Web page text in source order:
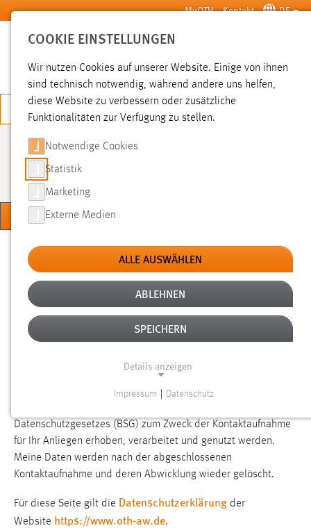
Zum Hauptinhalt springen MyOTH Kontakt DE
SUCHE
JETZT BEWERBEN
SERVICE-CENTER DIGITALE
AUFGABEN
Sie sind hier:
Hochschule Service-Center Digitale Aufgaben
DATENSCHUTZERKLÄRUNG
KONTAKFORMULAR
Ich bin damit einverstanden, dass meine Daten von der
Ostbayerischen Technischen Hochschule (OTH) Amberg-
Datenschutzgesetzes (BSG) zum Zweck der Kontaktaufnahme
für Ihr Anliegen erhoben, verarbeitet und genutzt werden.
Meine Daten werden nach der abgeschlossenen
Kontaktaufnahme und deren Abwicklung wieder gelöscht.
Für diese Seite gilt die Datenschutzerklärung der
Website https://www.oth-aw.de.
COOKIE EINSTELLUNGEN
Wir nutzen Cookies auf unserer Website. Einige von ihnen
sind technisch notwendig, während andere uns helfen,
diese Website zu verbessern oder zusätzliche
Funktionalitäten zur Verfügung zu stellen.
Notwendige Cookies
Statistik
Marketing
Externe Medien
ALLE AUSWÄHLEN
ABLEHNEN
SPEICHERN
Details anzeigen
Notwendige Cookies ermöglichen grundlegende
Funktionen und sind für die einwandfreie Funktion der
Website erforderlich.
Einverständnis
Name:
Impressum Datenschutz